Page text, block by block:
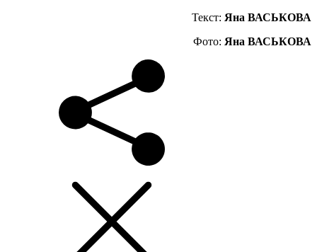
Текст: Яна ВАСЬКОВА
Фото: Яна ВАСЬКОВА